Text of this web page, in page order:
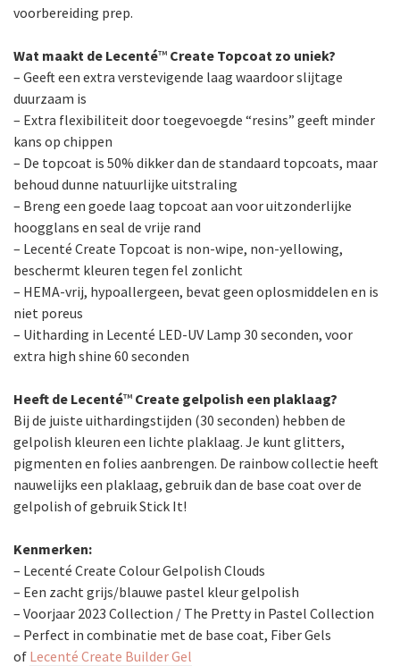
voorbereiding prep.
Wat maakt de Lecenté™ Create Topcoat zo uniek?
– Geeft een extra verstevigende laag waardoor slijtage
duurzaam is
– Extra flexibiliteit door toegevoegde “resins” geeft minder
kans op chippen
– De topcoat is 50% dikker dan de standaard topcoats, maar
behoud dunne natuurlijke uitstraling
– Breng een goede laag topcoat aan voor uitzonderlijke
hoogglans en seal de vrije rand
– Lecenté Create Topcoat is non-wipe, non-yellowing,
beschermt kleuren tegen fel zonlicht
– HEMA-vrij, hypoallergeen, bevat geen oplosmiddelen en is
niet poreus
– Uitharding in Lecenté LED-UV Lamp 30 seconden, voor
extra high shine 60 seconden
Heeft de Lecenté™ Create gelpolish een plaklaag?
Bij de juiste uithardingstijden (30 seconden) hebben de
gelpolish kleuren een lichte plaklaag. Je kunt glitters,
pigmenten en folies aanbrengen. De rainbow collectie heeft
nauwelijks een plaklaag, gebruik dan de base coat over de
gelpolish of gebruik Stick It!
Kenmerken:
– Lecenté Create Colour Gelpolish Clouds
– Een zacht grijs/blauwe pastel kleur gelpolish
– Voorjaar 2023 Collection / The Pretty in Pastel Collection
– Perfect in combinatie met de base coat, Fiber Gels
of Lecenté Create Builder Gel